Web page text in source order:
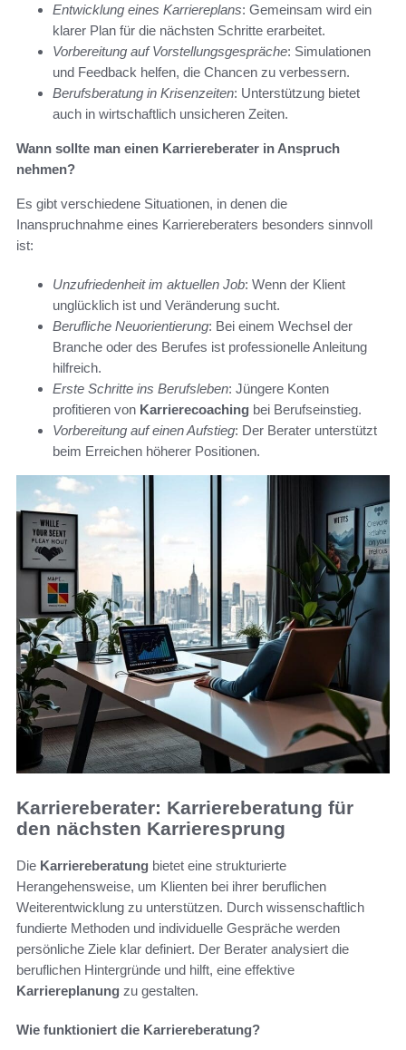
Entwicklung eines Karriereplans: Gemeinsam wird ein
klarer Plan für die nächsten Schritte erarbeitet.
Vorbereitung auf Vorstellungsgespräche: Simulationen
und Feedback helfen, die Chancen zu verbessern.
Berufsberatung in Krisenzeiten: Unterstützung bietet
auch in wirtschaftlich unsicheren Zeiten.
Wann sollte man einen Karriereberater in Anspruch
nehmen?
Es gibt verschiedene Situationen, in denen die
Inanspruchnahme eines Karriereberaters besonders sinnvoll
ist:
Unzufriedenheit im aktuellen Job: Wenn der Klient
unglücklich ist und Veränderung sucht.
Berufliche Neuorientierung: Bei einem Wechsel der
Branche oder des Berufes ist professionelle Anleitung
hilfreich.
Erste Schritte ins Berufsleben: Jüngere Konten
profitieren von Karrierecoaching bei Berufseinstieg.
Vorbereitung auf einen Aufstieg: Der Berater unterstützt
beim Erreichen höherer Positionen.
Karriereberater: Karriereberatung für
den nächsten Karrieresprung
Die Karriereberatung bietet eine strukturierte
Herangehensweise, um Klienten bei ihrer beruflichen
Weiterentwicklung zu unterstützen. Durch wissenschaftlich
fundierte Methoden und individuelle Gespräche werden
persönliche Ziele klar definiert. Der Berater analysiert die
beruflichen Hintergründe und hilft, eine effektive
Karriereplanung zu gestalten.
Wie funktioniert die Karriereberatung?